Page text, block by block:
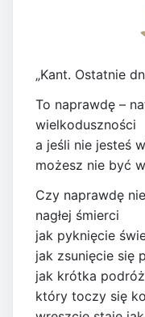
„Kant. Ostatnie
To naprawdę –
wielkoduszności
a jeśli nie jesteś
możesz nie być
Czy naprawdę
nagłej śmierci
jak pyknięcie
jak zsunięcie się
jak krótka
który toczy się